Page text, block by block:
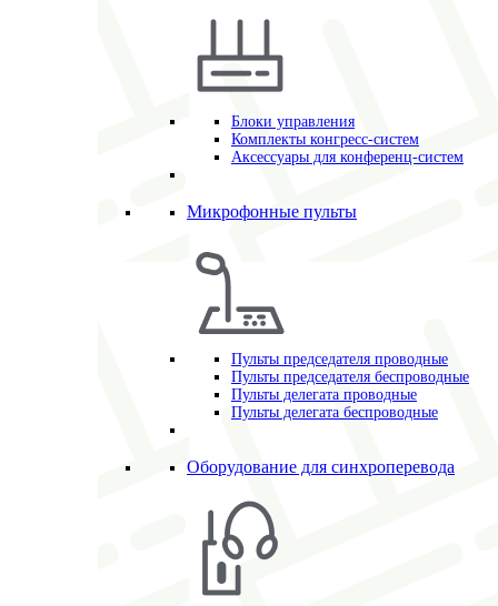
Блоки управления
Комплекты конгресс-систем
Аксессуары для конференц-систем
Микрофонные пульты
Пульты председателя проводные
Пульты председателя беспроводные
Пульты делегата проводные
Пульты делегата беспроводные
Оборудование для синхроперевода